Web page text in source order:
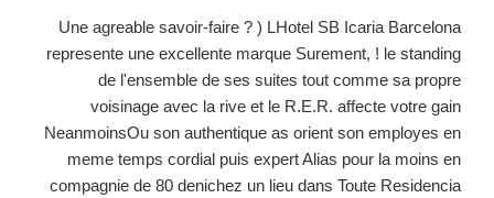
Une agreable savoir-faire ? ) LHotel SB Icaria Barcelona
represente une excellente marque Surement, ! le standing
de l'ensemble de ses suites tout comme sa propre
voisinage avec la rive et le R.E.R. affecte votre gain
NeanmoinsOu son authentique as orient son employes en
meme temps cordial puis expert Alias pour la moins en
compagnie de 80 denichez un lieu dans Toute Residencia